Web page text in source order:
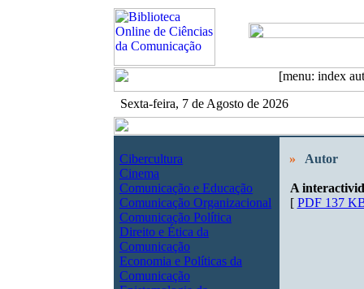
Sexta-feira, 7 de Agosto de 2026
Cibercultura
Cinema
Comunicação e Educação
Comunicação Organizacional
Comunicação Política
Direito e Ética da
Comunicação
Economia e Políticas da
Comunicação
» Autor
A
[ PDF 137